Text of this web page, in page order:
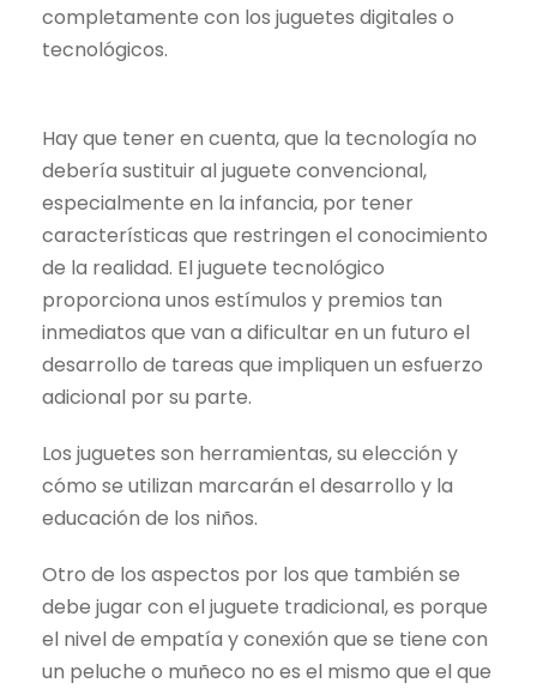
completamente con los juguetes digitales o
tecnológicos.
Hay que tener en cuenta, que la tecnología no
debería sustituir al juguete convencional,
especialmente en la infancia, por tener
características que restringen el conocimiento
de la realidad. El juguete tecnológico
proporciona unos estímulos y premios tan
inmediatos que van a dificultar en un futuro el
desarrollo de tareas que impliquen un esfuerzo
adicional por su parte.
Los juguetes son herramientas, su elección y
cómo se utilizan marcarán el desarrollo y la
educación de los niños.
Otro de los aspectos por los que también se
debe jugar con el juguete tradicional, es porque
el nivel de empatía y conexión que se tiene con
un peluche o muñeco no es el mismo que el que